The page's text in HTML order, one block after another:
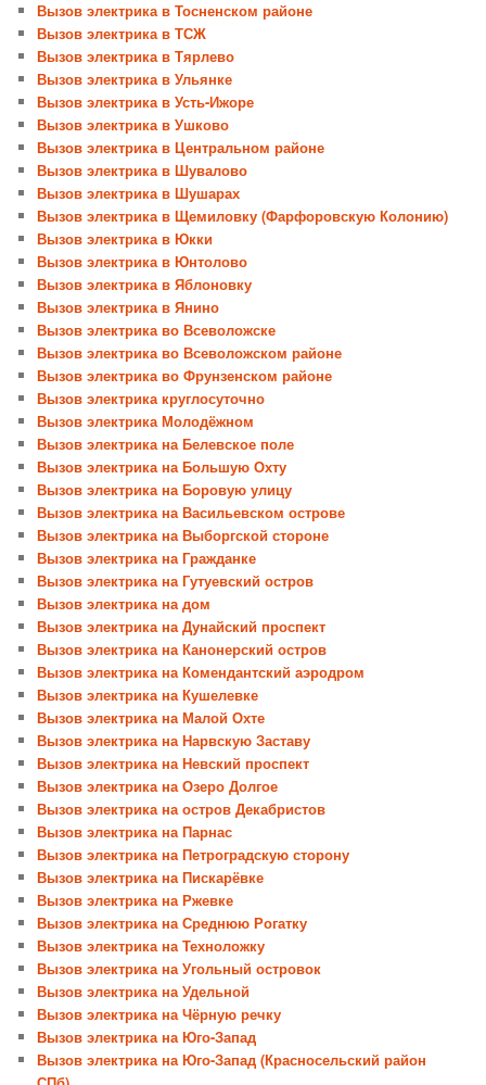
Вызов электрика в Тосненском районе
Вызов электрика в ТСЖ
Вызов электрика в Тярлево
Вызов электрика в Ульянке
Вызов электрика в Усть-Ижоре
Вызов электрика в Ушково
Вызов электрика в Центральном районе
Вызов электрика в Шувалово
Вызов электрика в Шушарах
Вызов электрика в Щемиловку (Фарфоровскую Колонию)
Вызов электрика в Юкки
Вызов электрика в Юнтолово
Вызов электрика в Яблоновку
Вызов электрика в Янино
Вызов электрика во Всеволожске
Вызов электрика во Всеволожском районе
Вызов электрика во Фрунзенском районе
Вызов электрика круглосуточно
Вызов электрика Молодёжном
Вызов электрика на Белевское поле
Вызов электрика на Большую Охту
Вызов электрика на Боровую улицу
Вызов электрика на Васильевском острове
Вызов электрика на Выборгской стороне
Вызов электрика на Гражданке
Вызов электрика на Гутуевский остров
Вызов электрика на дом
Вызов электрика на Дунайский проспект
Вызов электрика на Канонерский остров
Вызов электрика на Комендантский аэродром
Вызов электрика на Кушелевке
Вызов электрика на Малой Охте
Вызов электрика на Нарвскую Заставу
Вызов электрика на Невский проспект
Вызов электрика на Озеро Долгое
Вызов электрика на остров Декабристов
Вызов электрика на Парнас
Вызов электрика на Петроградскую сторону
Вызов электрика на Пискарёвке
Вызов электрика на Ржевке
Вызов электрика на Среднюю Рогатку
Вызов электрика на Техноложку
Вызов электрика на Угольный островок
Вызов электрика на Удельной
Вызов электрика на Чёрную речку
Вызов электрика на Юго-Запад
Вызов электрика на Юго-Запад (Красносельский район